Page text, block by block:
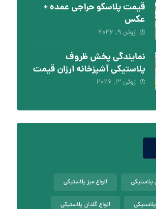
قیمت پلاسکو حراجی عمده +
عکس
ژوئن ۹, ۲۰۲۶
نمایندگی پخش ظروف
پلاستیکی آشپزخانه ارزان قیمت
ژوئن ۳, ۲۰۲۶
پلاستیکی انواع میز پلاستیکی
انواع گلدان پلاستیکی